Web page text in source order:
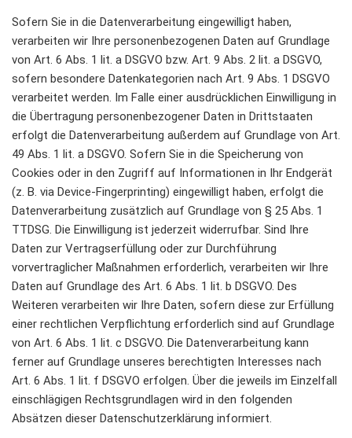
Sofern Sie in die Datenverarbeitung eingewilligt haben,
verarbeiten wir Ihre personenbezogenen Daten auf Grundlage
von Art. 6 Abs. 1 lit. a DSGVO bzw. Art. 9 Abs. 2 lit. a DSGVO,
sofern besondere Datenkategorien nach Art. 9 Abs. 1 DSGVO
verarbeitet werden. Im Falle einer ausdrücklichen Einwilligung in
die Übertragung personenbezogener Daten in Drittstaaten
erfolgt die Datenverarbeitung außerdem auf Grundlage von Art.
49 Abs. 1 lit. a DSGVO. Sofern Sie in die Speicherung von
Cookies oder in den Zugriff auf Informationen in Ihr Endgerät
(z. B. via Device-Fingerprinting) eingewilligt haben, erfolgt die
Datenverarbeitung zusätzlich auf Grundlage von § 25 Abs. 1
TTDSG. Die Einwilligung ist jederzeit widerrufbar. Sind Ihre
Daten zur Vertragserfüllung oder zur Durchführung
vorvertraglicher Maßnahmen erforderlich, verarbeiten wir Ihre
Daten auf Grundlage des Art. 6 Abs. 1 lit. b DSGVO. Des
Weiteren verarbeiten wir Ihre Daten, sofern diese zur Erfüllung
einer rechtlichen Verpflichtung erforderlich sind auf Grundlage
von Art. 6 Abs. 1 lit. c DSGVO. Die Datenverarbeitung kann
ferner auf Grundlage unseres berechtigten Interesses nach
Art. 6 Abs. 1 lit. f DSGVO erfolgen. Über die jeweils im Einzelfall
einschlägigen Rechtsgrundlagen wird in den folgenden
Absätzen dieser Datenschutzerklärung informiert.